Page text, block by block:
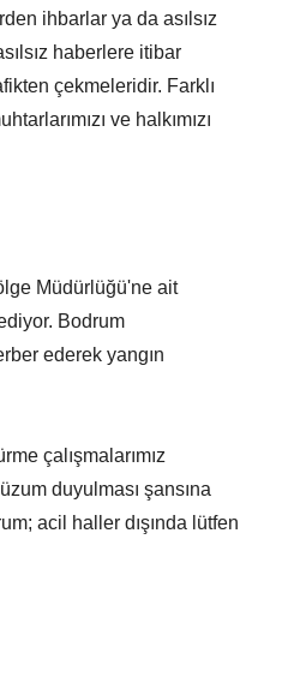
ihbarlar ya da asılsız
haberlere itibar
çekmeleridir. Farklı
ve halkımızı
Müdürlüğü'ne ait
Bodrum
ederek yangın
çalışmalarımız
duyulması şansına
acil haller dışında lütfen